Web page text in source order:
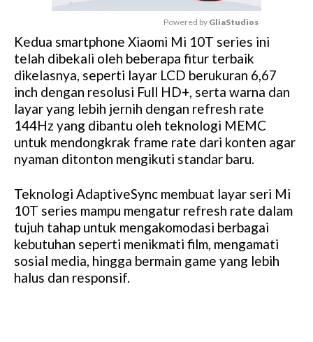
M
u
t
e
Powered by GliaStudios
Kedua smartphone Xiaomi Mi 10T series ini
telah dibekali oleh beberapa fitur terbaik
dikelasnya, seperti layar LCD berukuran 6,67
inch dengan resolusi Full HD+, serta warna dan
layar yang lebih jernih dengan refresh rate
144Hz yang dibantu oleh teknologi MEMC
untuk mendongkrak frame rate dari konten agar
nyaman ditonton mengikuti standar baru.
Teknologi AdaptiveSync membuat layar seri Mi
10T series mampu mengatur refresh rate dalam
tujuh tahap untuk mengakomodasi berbagai
kebutuhan seperti menikmati film, mengamati
sosial media, hingga bermain game yang lebih
halus dan responsif.